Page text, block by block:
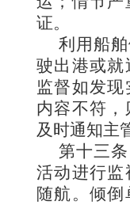
证。
利用船
驶出港或就
监督如发
内容不符
及时通知主
第十三
活动进行监
随航。倾